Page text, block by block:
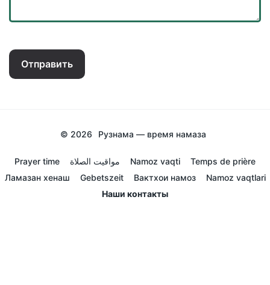
Отправить
© 2026 Рузнама — время намаза
Prayer time مواقيت الصلاة Namoz vaqti
Temps de prière
Ламазан хенаш
Gebetszeit Вактхои намоз
Namoz vaqtlari
Наши контакты